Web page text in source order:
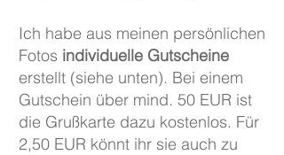
Ich habe aus meinen persönlichen
Fotos individuelle Gutscheine
erstellt (siehe unten). Bei einem
Gutschein über mind. 50 EUR ist
die Grußkarte dazu kostenlos. Für
2,50 EUR könnt ihr sie auch zu